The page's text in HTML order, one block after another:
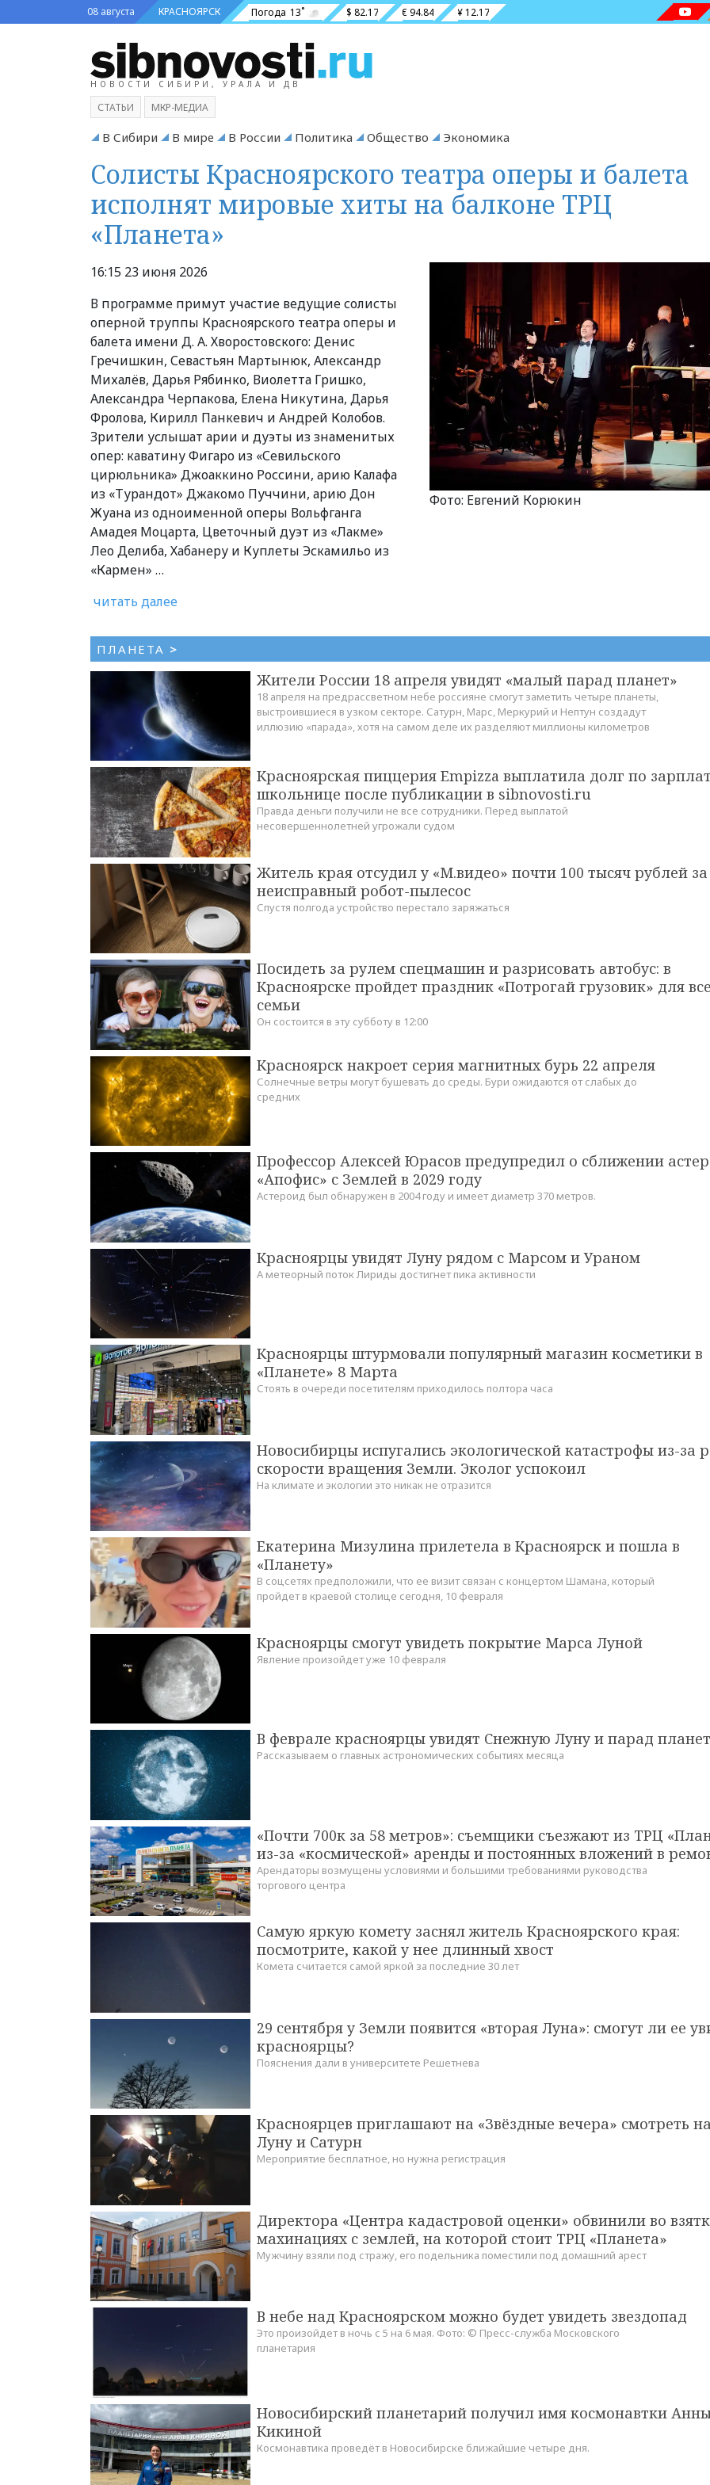
08 августа КРАСНОЯРСК Погода 13˚ $ 82.17 € 94.84 ¥ 12.17
НОВОСТИ СИБИРИ, УРАЛА И ДВ
СТАТЬИ МКР-МЕДИА
В Сибири В мире В России Политика Общество Экономика
Солисты Красноярского театра оперы и балета
исполнят мировые хиты на балконе ТРЦ
«Планета»
16:15 23 июня 2026
В программе примут участие ведущие солисты
оперной труппы Красноярского театра оперы и
балета имени Д. А. Хворостовского: Денис
Гречишкин, Севастьян Мартынюк, Александр
Михалёв, Дарья Рябинко, Виолетта Гришко,
Александра Черпакова, Елена Никутина, Дарья
Фролова, Кирилл Панкевич и Андрей Колобов.
Зрители услышат арии и дуэты из знаменитых
опер: каватину Фигаро из «Севильского
цирюльника» Джоаккино Россини, арию Калафа
из «Турандот» Джакомо Пуччини, арию Дон
Жуана из одноименной оперы Вольфганга
Амадея Моцарта, Цветочный дуэт из «Лакме»
Лео Делиба, Хабанеру и Куплеты Эскамильо из
«Кармен» …
читать далее
Фото: Евгений Корюкин
ПЛАНЕТА >
Жители России 18 апреля увидят «малый парад планет»
18 апреля на предрассветном небе россияне смогут заметить четыре планеты,
выстроившиеся в узком секторе. Сатурн, Марс, Меркурий и Нептун создадут
иллюзию «парада», хотя на самом деле их разделяют миллионы километров
Красноярская пиццерия Empizza выплатила долг по
школьнице после публикации в sibnovosti.ru
Правда деньги получили не все сотрудники. Перед выплатой
несовершеннолетней угрожали судом
Житель края отсудил у «М.видео» почти 100 тысяч рублей за
неисправный робот-пылесос
Спустя полгода устройство перестало заряжаться
Посидеть за рулем спецмашин и разрисовать автобус: в
Красноярске пройдет праздник «Потрогай грузовик» для
семьи
Он состоится в эту субботу в 12:00
Красноярск накроет серия магнитных бурь 22 апреля
Солнечные ветры могут бушевать до среды. Бури ожидаются от слабых до
средних
Профессор Алексей Юрасов предупредил о сближении
«Апофис» с Землей в 2029 году
Астероид был обнаружен в 2004 году и имеет диаметр 370 метров.
Красноярцы увидят Луну рядом с Марсом и Ураном
А метеорный поток Лириды достигнет пика активности
Красноярцы штурмовали популярный магазин косметики в
«Планете» 8 Марта
Стоять в очереди посетителям приходилось полтора часа
Новосибирцы испугались экологической катастрофы из-за
скорости вращения Земли. Эколог успокоил
На климате и экологии это никак не отразится
Екатерина Мизулина прилетела в Красноярск и пошла в
«Планету»
В соцсетях предположили, что ее визит связан с концертом Шамана, который
пройдет в краевой столице сегодня, 10 февраля
Красноярцы смогут увидеть покрытие Марса Луной
Явление произойдет уже 10 февраля
В феврале красноярцы увидят Снежную Луну и парад планет
Рассказываем о главных астрономических событиях месяца
«Почти 700к за 58 метров»: съемщики съезжают из ТРЦ
из-за «космической» аренды и постоянных вложений в
Арендаторы возмущены условиями и большими требованиями руководства
торгового центра
Самую яркую комету заснял житель Красноярского края:
посмотрите, какой у нее длинный хвост
Комета считается самой яркой за последние 30 лет
29 сентября у Земли появится «вторая Луна»: смогут ли ее
красноярцы?
Пояснения дали в университете Решетнева
Красноярцев приглашают на «Звёздные вечера» смотреть на
Луну и Сатурн
Мероприятие бесплатное, но нужна регистрация
Директора «Центра кадастровой оценки» обвинили во
махинациях с землей, на которой стоит ТРЦ «Планета»
Мужчину взяли под стражу, его подельника поместили под домашний арест
В небе над Красноярском можно будет увидеть звездопад
Это произойдет в ночь с 5 на 6 мая. Фото: ©️ Пресс-служба Московского
планетария
Новосибирский планетарий получил имя космонавтки
Кикиной
Космонавтика проведёт в Новосибирске ближайшие четыре дня.